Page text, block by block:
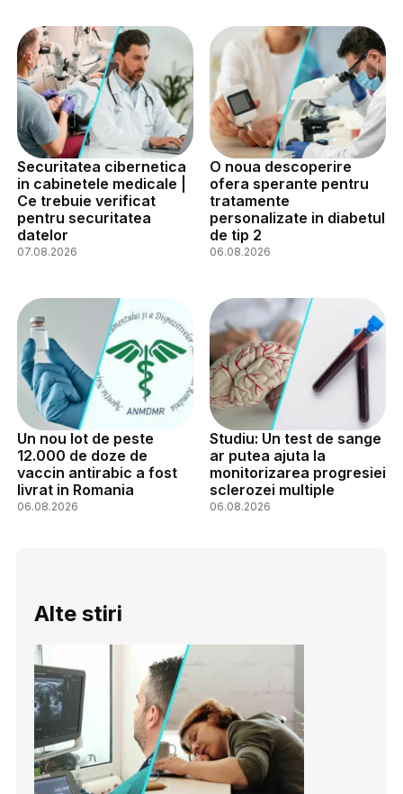
Securitatea cibernetica
in cabinetele medicale |
Ce trebuie verificat
pentru securitatea
datelor
07.08.2026
O noua descoperire
ofera sperante pentru
tratamente
personalizate in diabetul
de tip 2
06.08.2026
Un nou lot de peste
12.000 de doze de
vaccin antirabic a fost
livrat in Romania
06.08.2026
Studiu: Un test de sange
ar putea ajuta la
monitorizarea progresiei
sclerozei multiple
06.08.2026
Alte stiri